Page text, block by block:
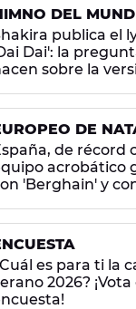
DEL
publica el
Dai': la
sobre la
DE
de récord
acrobático
'Berghain' y
es para ti la
2026? ¡Vota